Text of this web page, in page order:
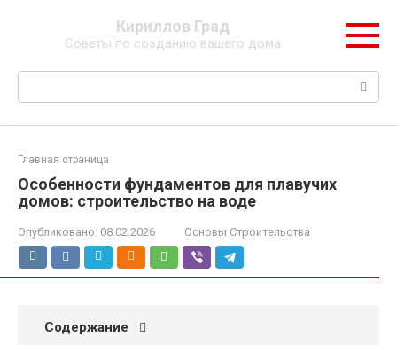
Кириллов Град
Советы по созданию вашего дома
Поиск:
Главная страница
Особенности фундаментов для плавучих
домов: строительство на воде
Опубликовано: 08.02.2026 Основы Строительства
Содержание